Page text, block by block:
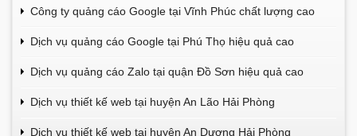
Công ty quảng cáo Google tại Vĩnh Phúc chất lượng cao
Dịch vụ quảng cáo Google tại Phú Thọ hiệu quả cao
Dịch vụ quảng cáo Zalo tại quận Đồ Sơn hiệu quả cao
Dịch vụ thiết kế web tại huyện An Lão Hải Phòng
Dịch vụ thiết kế web tại huyện An Dương Hải Phòng